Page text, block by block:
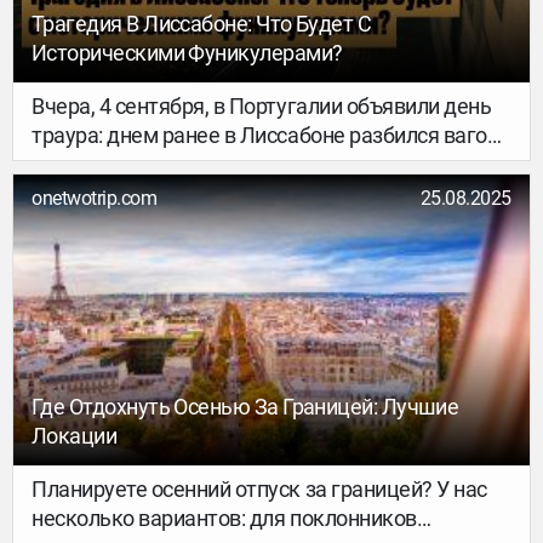
Трагедия В Лиссабоне: Что Будет С
Историческими Фуникулерами?
Вчера, 4 сентября, в Португалии объявили день
траура: днем ранее в Лиссабоне разбился вагон
фуникулера Elevador da Glória, одного из самых
узнаваемых символов города. 17 человек
погибли, еще несколько сильно пострадали – в
основном туристы из разных стран. Все
фуникулеры в городе временно остановили;
власти, прокуратура, полиция и транспортные
ведомства проводят расследование – что
случилось? И что теперь будет с другими
историческими фуникулерами Лиссабона?
onetwotrip.com 25.08.2025
Где Отдохнуть Осенью За Границей: Лучшие
Локации
Планируете осенний отпуск за границей? У нас
несколько вариантов: для поклонников